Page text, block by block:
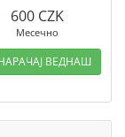
600 CZK
Месечно
ВЕДНАШ